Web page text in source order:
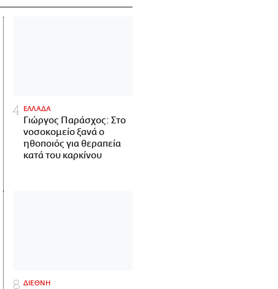
ΕΛΛΑΔΑ
Γιώργος Παράσχος: Στο
νοσοκομείο ξανά ο
ηθοποιός για θεραπεία
κατά του καρκίνου
ΔΙΕΘΝΗ